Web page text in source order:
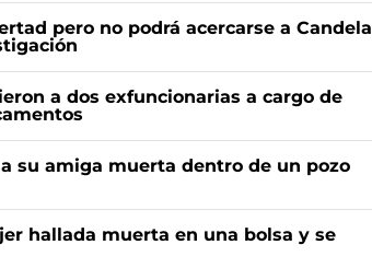
pero no podrá acercarse a Candela
a dos exfuncionarias a cargo de
su amiga muerta dentro de un pozo
hallada muerta en una bolsa y se